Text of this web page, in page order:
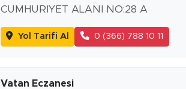
CUMHURIYET ALANI NO:28 A
Yol Tarifi Al 0 (366) 788 10 11
Vatan Eczanesi